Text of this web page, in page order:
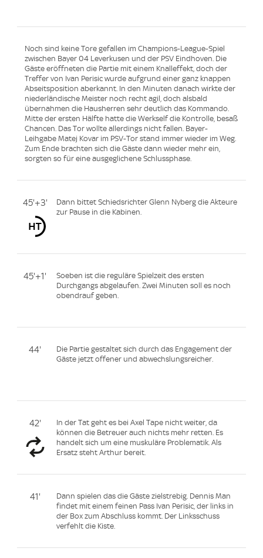
Noch sind keine Tore gefallen im Champions-League-Spiel
zwischen Bayer 04 Leverkusen und der PSV Eindhoven. Die
Gäste eröffneten die Partie mit einem Knalleffekt, doch der
Treffer von Ivan Perisic wurde aufgrund einer ganz knappen
Abseitsposition aberkannt. In den Minuten danach wirkte der
niederländische Meister noch recht agil, doch alsbald
übernahmen die Hausherren sehr deutlich das Kommando.
Mitte der ersten Hälfte hatte die Werkself die Kontrolle, besaß
Chancen. Das Tor wollte allerdings nicht fallen. Bayer-
Leihgabe Matej Kovar im PSV-Tor stand immer wieder im Weg.
Zum Ende brachten sich die Gäste dann wieder mehr ein,
sorgten so für eine ausgeglichene Schlussphase.
45'+3'
Dann bittet Schiedsrichter Glenn Nyberg die Akteure
zur Pause in die Kabinen.
45'+1'
Soeben ist die reguläre Spielzeit des ersten
Durchgangs abgelaufen. Zwei Minuten soll es noch
obendrauf geben.
44'
Die Partie gestaltet sich durch das Engagement der
Gäste jetzt offener und abwechslungsreicher.
42'
In der Tat geht es bei Axel Tape nicht weiter, da
können die Betreuer auch nichts mehr retten. Es
handelt sich um eine muskuläre Problematik. Als
Ersatz steht Arthur bereit.
41'
Dann spielen das die Gäste zielstrebig. Dennis Man
findet mit einem feinen Pass Ivan Perisic, der links in
der Box zum Abschluss kommt. Der Linksschuss
verfehlt die Kiste.